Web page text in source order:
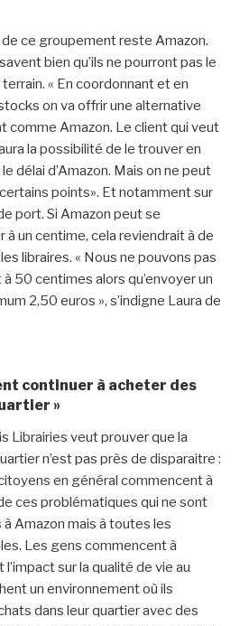
de ce groupement reste Amazon.
bien qu’ils ne pourront pas le
« En coordonnant et en
on va offrir une alternative
comme Amazon. Le client qui veut
la possibilité de le trouver en
délai d’Amazon. Mais on ne peut
points». Et notamment sur
port. Si Amazon peut se
un centime, cela reviendrait à de
libraires. « Nous ne pouvons pas
50 centimes alors qu’envoyer un
2,50 euros », s’indigne Laura de
continuer à acheter des
»
Librairies veut prouver que la
n’est pas près de disparaitre :
en général commencent à
ces problématiques qui ne sont
Amazon mais à toutes les
Les gens commencent à
l’impact sur la qualité de vie au
un environnement où ils
dans leur quartier avec des